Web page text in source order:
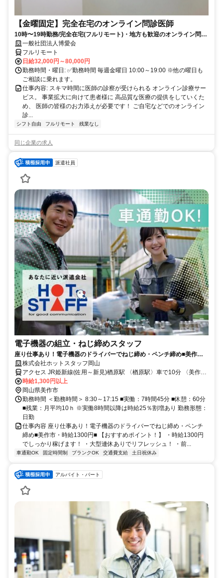
【金曜固定】完全在宅のオンライン問診医師
10時〜19時勤務/完全在宅(フルリモート)・地方も歓迎のオンライン問診
業務一般社団法人博愛会
フルリモート
日給32,000円～80,000円
勤務時間・曜日: ✅勤務時間 毎週金曜日 10:00～19:00 ※他の曜日も
ご相談に乗れます。
仕事内容: スキマ時間に医師の診察が受けられる オンライン診療サー
ビス。 事業拡大に向けて患者様に 高品質な医療の提供をしていくた
め、 医師の皆様のお力添えが必要です！ ご自宅などでのオンライン
診...
シフト自由 フルリモート 残業なし
同じ企業の求人
派遣社員
電子機器の組立・ねじ締めスタッフ
座り仕事あり！電子機器のドライバーでねじ締め・ペンチ締め■美作
市・時給1300円■
株式会社ホットスタッフ岡山
アクセス JR姫新線(佐用～新見)楢原駅 〈楢原駅〉車で10分 〈美作江
見駅〉車で12分 〈林野駅〉車で13分 ■車通勤・バイクOK！ ■無料駐
車場あり♪ ■通勤手当支給いたします(※規定あり)
時給1,300円以上
岡山県美作市
勤務時間 ＜勤務時間＞ 8:30～17:15 ■実働：7時間45分 ■休憩：60分
■残業：月平均10ｈ ※実働8時間以降は時給25％割増あり 勤務形態：
日勤
仕事内容 座り仕事あり！電子機器のドライバーでねじ締め・ペンチ
締め■美作市・時給1300円■ 【おすすめポイント！】 ・時給1300円
でしっかり稼げます！ ・大型連休ありでリフレッシュ！ ・前...
車通勤OK 固定時間制 ブランクOK 交通費支給 土日祝休み
アルバイト・パート